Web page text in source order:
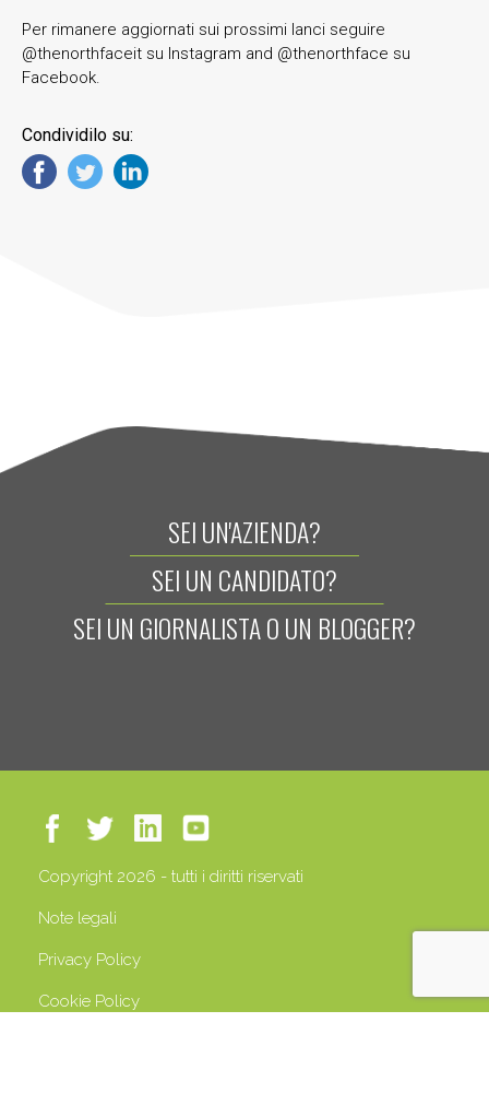
Per rimanere aggiornati sui prossimi lanci seguire
@thenorthfaceit su Instagram and @thenorthface su
Facebook.
Condividilo su:
SEI UN'AZIENDA?
SEI UN CANDIDATO?
SEI UN GIORNALISTA O UN BLOGGER?
Copyright 2026 - tutti i diritti riservati
Note legali
Privacy Policy
Cookie Policy